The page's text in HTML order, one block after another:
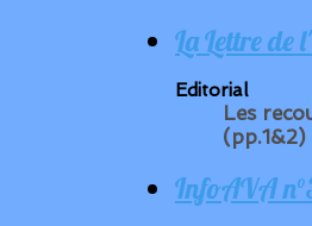
La Lettre de
Editorial
Les
(pp.1&2)
InfoAVA